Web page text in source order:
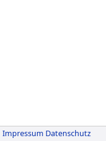
Impressum Datenschutz